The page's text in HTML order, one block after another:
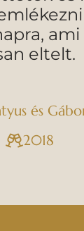
ami
eltelt.
és
2018